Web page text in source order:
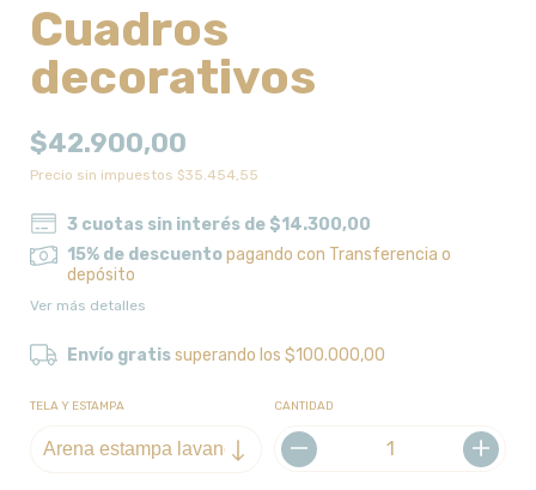
Cuadros
decorativos
$42.900,00
Precio sin impuestos $35.454,55
3 cuotas sin interés de $14.300,00
15% de descuentopagando con Transferencia o
depósito
Ver más detalles
Envío gratissuperando los$100.000,00
TELA Y ESTAMPA CANTIDAD